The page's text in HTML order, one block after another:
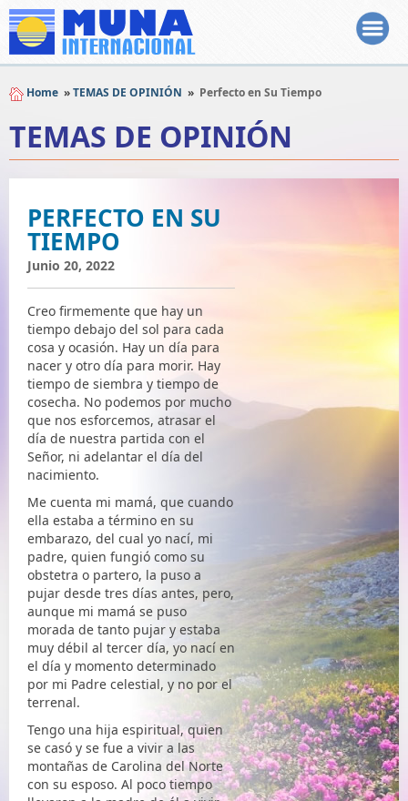
Home »TEMAS DE OPINIÓN » Perfecto en Su Tiempo
TEMAS DE OPINIÓN
PERFECTO EN SU
TIEMPO
Junio 20, 2022
Creo firmemente que hay un
tiempo debajo del sol para cada
cosa y ocasión. Hay un día para
nacer y otro día para morir. Hay
tiempo de siembra y tiempo de
cosecha. No podemos por mucho
que nos esforcemos, atrasar el
día de nuestra partida con el
Señor, ni adelantar el día del
nacimiento.
Me cuenta mi mamá, que cuando
ella estaba a término en su
embarazo, del cual yo nací, mi
padre, quien fungió como su
obstetra o partero, la puso a
pujar desde tres días antes, pero,
aunque mi mamá se puso
morada de tanto pujar y estaba
muy débil al tercer día, yo nací en
el día y momento determinado
por mi Padre celestial, y no por el
terrenal.
Tengo una hija espiritual, quien
se casó y se fue a vivir a las
montañas de Carolina del Norte
con su esposo. Al poco tiempo